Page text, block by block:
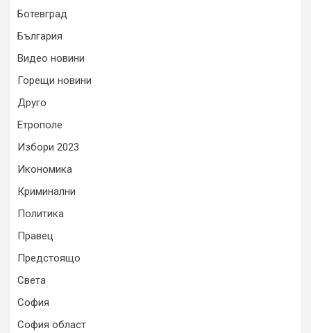
Ботевград
България
Видео новини
Горещи новини
Друго
Етрополе
Избори 2023
Икономика
Криминални
Политика
Правец
Предстоящо
Света
София
София област